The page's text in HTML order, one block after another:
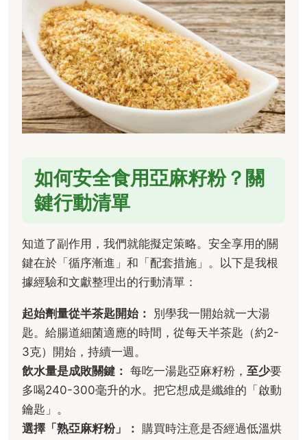
如何安全食用亞麻籽粉？關
鍵行動清單
知道了副作用，我們就能擬定策略。安全享用的關
鍵在於「循序漸進」和「配套措施」。以下是我根
據經驗和文獻整理出的行動清單：
起始劑量從半茶匙開始：
別學我一開始就一大湯
匙。給腸道細菌適應的時間，從每天半茶匙（約2-
3克）開始，持續一週。
飲水量是成敗關鍵： 每吃一湯匙亞麻籽粉， 至少要
多喝240-300毫升的水。把它想成是纖維的「啟動
鑰匙」。
選擇「熟亞麻籽粉」： 購買時注意是否經過低溫烘